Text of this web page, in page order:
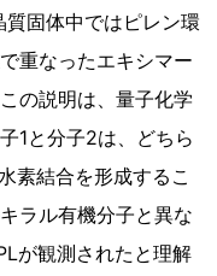
固体中ではピレン環
重なったエキシマー
の説明は、量子化学
1と分子2は、どちら
素結合を形成するこ
ラル有機分子と異な
が観測されたと理解